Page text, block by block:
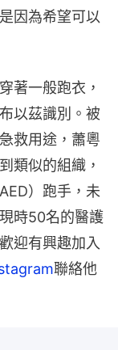
因為希望可以
著一般跑衣，
以茲識別。被
救用途，蕭粵
類似的組織，
）跑手，未
時50名的醫護
迎有興趣加入
聯絡他